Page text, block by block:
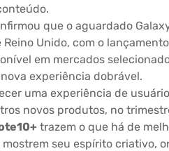
que o aguardado
Unido, com o
em mercados
experiência dobrável.
uma experiência de
novos produtos, no
trazem o que há de
seu espírito criativo,